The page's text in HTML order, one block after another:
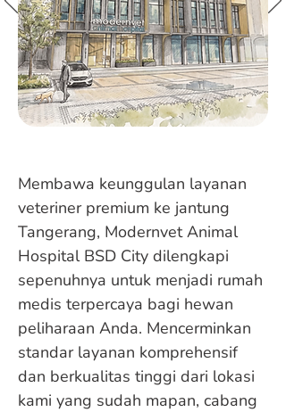
Membawa keunggulan layanan
veteriner premium ke jantung
Tangerang, Modernvet Animal
Hospital BSD City dilengkapi
sepenuhnya untuk menjadi rumah
medis terpercaya bagi hewan
peliharaan Anda. Mencerminkan
standar layanan komprehensif
dan berkualitas tinggi dari lokasi
kami yang sudah mapan, cabang